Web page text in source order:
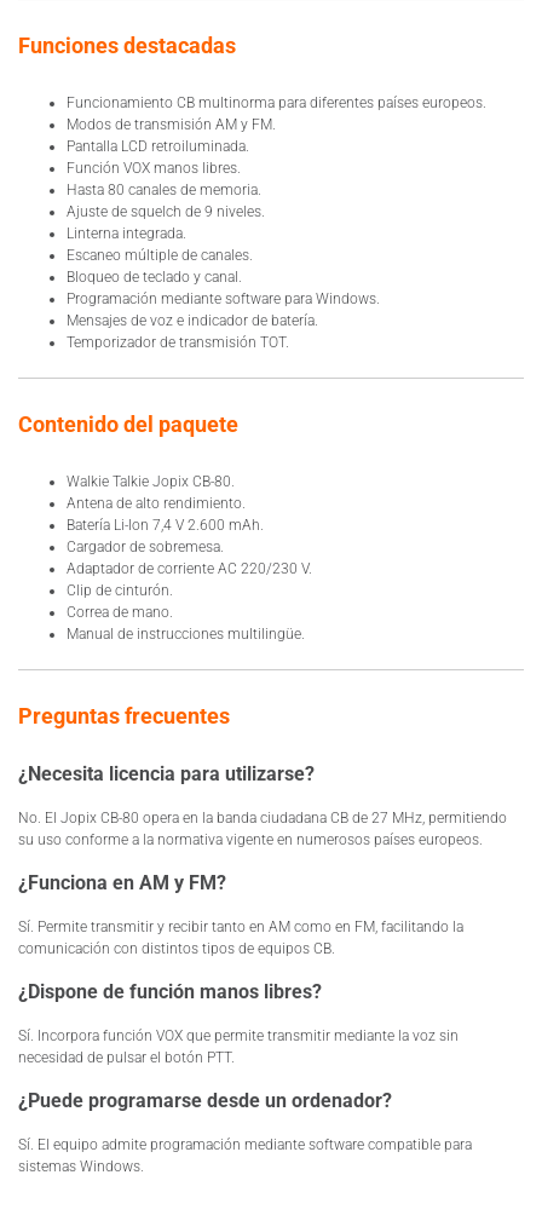
Funciones destacadas
Funcionamiento CB multinorma para diferentes países europeos.
Modos de transmisión AM y FM.
Pantalla LCD retroiluminada.
Función VOX manos libres.
Hasta 80 canales de memoria.
Ajuste de squelch de 9 niveles.
Linterna integrada.
Escaneo múltiple de canales.
Bloqueo de teclado y canal.
Programación mediante software para Windows.
Mensajes de voz e indicador de batería.
Temporizador de transmisión TOT.
Contenido del paquete
Walkie Talkie Jopix CB-80.
Antena de alto rendimiento.
Batería Li-Ion 7,4 V 2.600 mAh.
Cargador de sobremesa.
Adaptador de corriente AC 220/230 V.
Clip de cinturón.
Correa de mano.
Manual de instrucciones multilingüe.
Preguntas frecuentes
¿Necesita licencia para utilizarse?
No. El Jopix CB-80 opera en la banda ciudadana CB de 27 MHz, permitiendo
su uso conforme a la normativa vigente en numerosos países europeos.
¿Funciona en AM y FM?
Sí. Permite transmitir y recibir tanto en AM como en FM, facilitando la
comunicación con distintos tipos de equipos CB.
¿Dispone de función manos libres?
Sí. Incorpora función VOX que permite transmitir mediante la voz sin
necesidad de pulsar el botón PTT.
¿Puede programarse desde un ordenador?
Sí. El equipo admite programación mediante software compatible para
sistemas Windows.